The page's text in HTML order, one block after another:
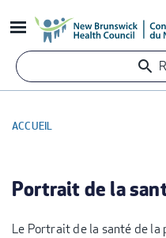
au
contenu
principal
D'ARIANE
ACCUEIL
Portrait de la
Le Portrait de la santé de la